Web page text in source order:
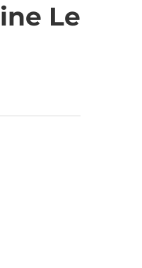
Le